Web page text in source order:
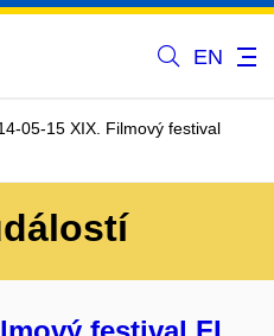
EN
05-15 XIX. Filmový festival